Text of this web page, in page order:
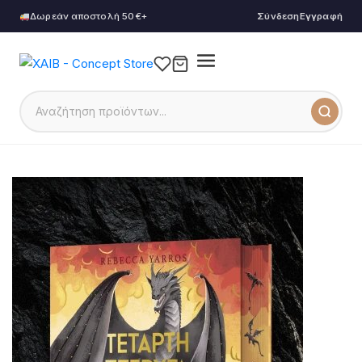
Δωρεάν αποστολή 50€+ ΣύνδεσηΕγγραφή